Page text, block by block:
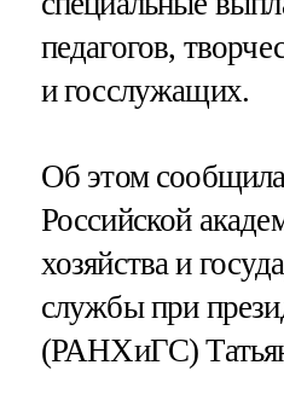
педагогов,
и госслужащих.
Об этом
Российской
хозяйства и
службы при
(РАНХиГС)